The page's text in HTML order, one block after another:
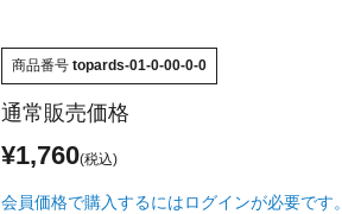
商品番号 topards-01-0-00-0-0
通常販売価格
¥1,760
会員価格で購入するにはログインが必要です。